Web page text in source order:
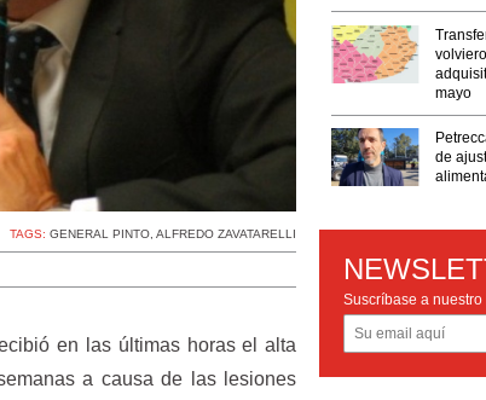
TAGS:GENERAL PINTO ,ALFREDO ZAVATARELLI
en las últimas horas el alta
a causa de las lesiones
mayo
de
Suscríbase a